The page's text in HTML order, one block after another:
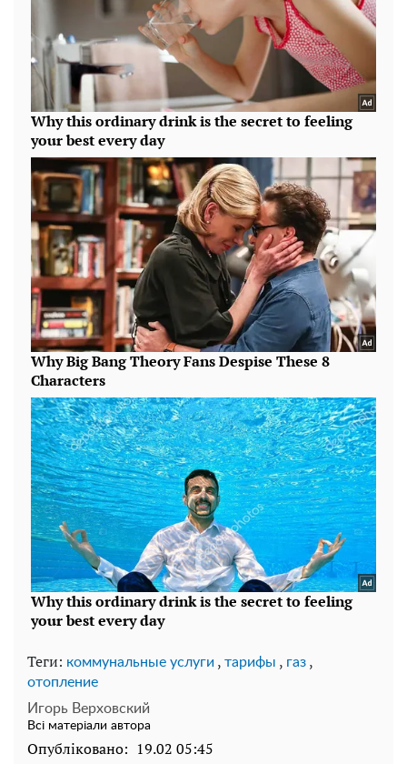
Теги: коммунальные услуги , тарифы , газ ,
отопление
Игорь Верховский
Всі матеріали автора
Опубліковано: 19.02 05:45